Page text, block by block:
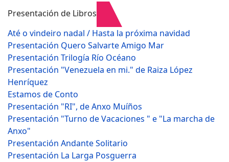
Presentación de Libros
Até o vindeiro nadal / Hasta la próxima navidad
Presentación Quero Salvarte Amigo Mar
Presentación Trilogía Río Océano
Presentación "Venezuela en mi." de Raiza López
Henríquez
Estamos de Conto
Presentación "RI", de Anxo Muíños
Presentación "Turno de Vacaciones " e "La marcha de
Anxo"
Presentación Andante Solitario
Presentación La Larga Posguerra